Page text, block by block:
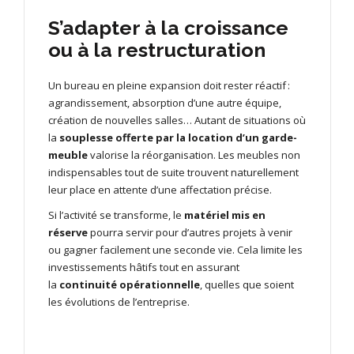
S’adapter à la croissance
ou à la restructuration
Un bureau en pleine expansion doit rester réactif :
agrandissement, absorption d’une autre équipe,
création de nouvelles salles… Autant de situations où
la souplesse offerte par la location d’un garde-
meublevalorise la réorganisation. Les meubles non
indispensables tout de suite trouvent naturellement
leur place en attente d’une affectation précise.
Si l’activité se transforme, le matériel mis en
réservepourra servir pour d’autres projets à venir
ou gagner facilement une seconde vie. Cela limite les
investissements hâtifs tout en assurant
la continuité opérationnelle , quelles que soient
les évolutions de l’entreprise.